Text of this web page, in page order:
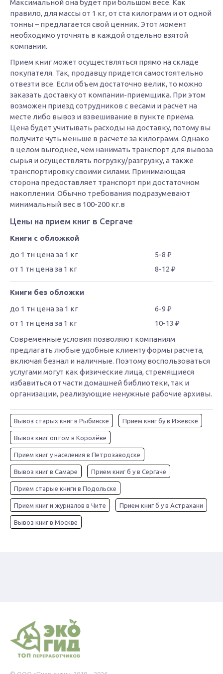
Максимальной она будет при большом весе. Как
правило, для массы от 1 кг, от ста килограмм и от одной
тонны – предлагается свой ценник. Этот момент
необходимо уточнять в каждой отдельно взятой
компании.
Прием книг может осуществляться прямо на складе
покупателя. Так, продавцу придется самостоятельно
отвезти все. Если объем достаточно велик, то можно
заказать доставку от компании-приемщика. При этом
возможен приезд сотрудников с весами и расчет на
месте либо вывоз и взвешивание в пункте приема.
Цена будет учитывать расходы на доставку, потому вы
получите чуть меньше в расчете за килограмм. Однако
в целом выгоднее, чем нанимать транспорт для вывоза
сырья и осуществлять погрузку/разгрузку, а также
транспортировку своими силами. Принимающая
сторона предоставляет транспорт при достаточном
накоплении. Обычно требования подразумевают
минимальный вес в 100-200 кг.в
Цены на прием книг в Сергаче
Книги с обложкой
5-8 ₽
8-12 ₽
Книги без обложки
6-9 ₽
10-13 ₽
Современные условия позволяют компаниям
предлагать любые удобные клиенту формы расчета,
включая безнал и наличные. Поэтому воспользоваться
услугами могут как физические лица, стремящиеся
избавиться от части домашней библиотеки, так и
организации, реализующие ненужные рабочие архивы.
Вывоз старых книг в Рыбинске Прием книг бу в Ижевске
Вывоз книг оптом в Королёве
Прием книг у населения в Петрозаводске
Вывоз книг в Самаре Прием книг б у в Сергаче
Прием старые книги в Подольске
Прием книг и журналов в Чите Прием книг б у в Астрахани
Вывоз книг в Москве